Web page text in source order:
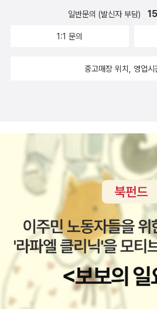
헤아리면서 책집에 깃듭니다. 다 다른 집
히 자리를 잡습니다. 다 다른 삶이 흐르는
니다. 책낯이란 사람낯과 같습니다. 무슨
줄거리에 얽매입니다. 깃빛에 따라서 다
가락에 따라서 다 다르게 빛나는 새입니
다 다른 참새에 다 다른 동박새에 다 다
하나하나 알아차리고 마주하기에 서로
삶을 다 다른 이야기로 여민 책을 하나
에 스스로 이 삶을 다시금 짚고 살핍니다
늦여름과 늦겨울이 다르고요. ‘늦-’을 붙
서 새길로 가는 목입니다. 아침까지 읽은
책을 쥘 적에는 새롭게 배우려는 마음입
습니다.ㅍㄹㄴ《일반언어학 강의》(페르
민음사, 1990.8.1.첫/1992.9.25.3벌)- 부
일반문의 (발신자 부담)
1:1 문의
중고매장 위치, 영업시